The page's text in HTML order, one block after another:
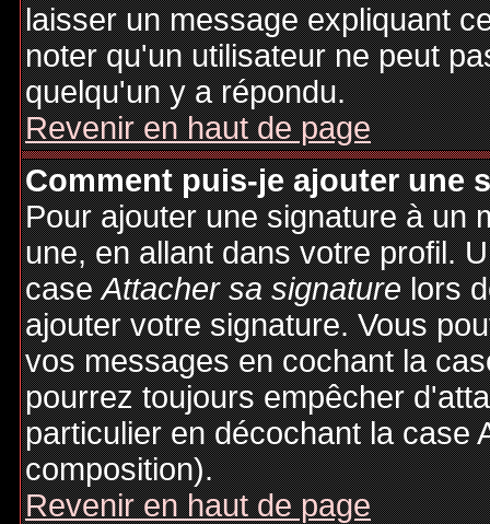
laisser un message expliquant
noter qu'un utilisateur ne peut
quelqu'un y a répondu.
Revenir en haut de page
Comment puis-je ajouter une
Pour ajouter une signature à un
une, en allant dans votre profil.
caseAttacher sa signaturelors
ajouter votre signature. Vous
vos messages en cochant la
pourrez toujours empêcher
particulier en décochant la case
composition).
Revenir en haut de page